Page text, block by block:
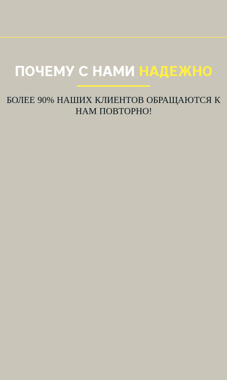
ПОЧЕМУ С НАМИ НАДЕЖНО
БОЛЕЕ 90% НАШИХ КЛИЕНТОВ ОБРАЩАЮТСЯ К
НАМ ПОВТОРНО!